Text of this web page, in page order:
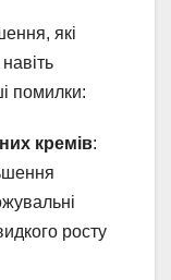
які
помилки:
кремів:
росту